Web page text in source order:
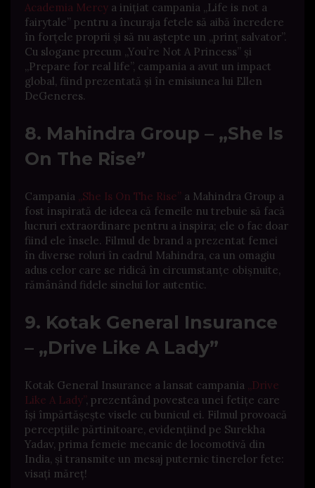
Academia Mercy a inițiat campania „Life is not a
fairytale” pentru a încuraja fetele să aibă încredere
în forțele proprii și să nu aștepte un „prinț salvator”.
Cu slogane precum „You’re Not A Princess” și
„Prepare for real life”, campania a avut un impact
global, fiind prezentată și în emisiunea lui Ellen
DeGeneres.
8. Mahindra Group – „She Is
On The Rise”
Campania „She Is On The Rise” a Mahindra Group a
fost inspirată de ideea că femeile nu trebuie să facă
lucruri extraordinare pentru a inspira; ele o fac doar
fiind ele însele. Filmul de brand a prezentat femei
în diverse roluri în cadrul Mahindra, ca un omagiu
adus celor care se ridică în circumstanțe obișnuite,
rămânând fidele sinelui lor autentic.
9. Kotak General Insurance
– „Drive Like A Lady”
Kotak General Insurance a lansat campania „Drive
Like A Lady”, prezentând povestea unei fetițe care
își împărtășește visele cu bunicul ei. Filmul provoacă
percepțiile părtinitoare, evidențiind pe Surekha
Yadav, prima femeie mecanic de locomotivă din
India, și transmite un mesaj puternic tinerelor fete:
visați măreț!